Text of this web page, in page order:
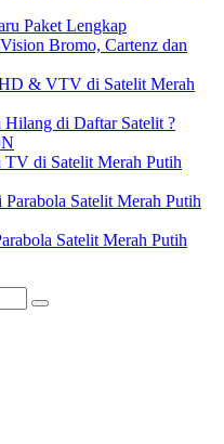
Paket Lengkap
Bromo, Cartenz dan
& VTV di Satelit Merah
di Daftar Satelit ?
TV di Satelit Merah Putih
Satelit Merah Putih
Satelit Merah Putih